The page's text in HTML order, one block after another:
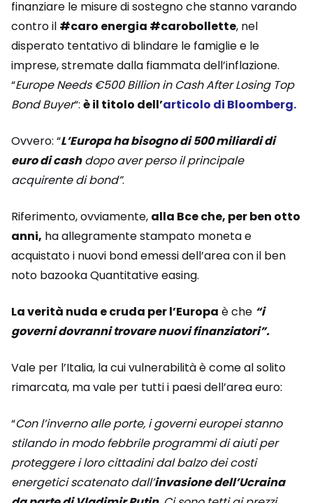
finanziare le misure di sostegno che stanno varando
contro il #caro energia #carobollette, nel
disperato tentativo di blindare le famiglie e le
imprese, stremate dalla fiammata dell’inflazione.
“Europe Needs €500 Billion in Cash After Losing Top
Bond Buyer“: è il titolo dell’articolo di Bloomberg.
Ovvero: “L’Europa ha bisogno di 500 miliardi di
euro di cashdopo aver perso il principale
acquirente di bond”.
Riferimento, ovviamente, alla Bce che, per ben otto
anni, ha allegramente stampato moneta e
acquistato i nuovi bond emessi dell’area con il ben
noto bazooka Quantitative easing.
La verità nuda e cruda per l’Europa è che “i
governi dovranni trovare nuovi finanziatori”.
Vale per l’Italia, la cui vulnerabilità è come al solito
rimarcata, ma vale per tutti i paesi dell’area euro:
“Con l’inverno alle porte, i governi europei stanno
stilando in modo febbrile programmi di aiuti per
proteggere i loro cittadini dal balzo dei costi
energetici scatenato dall’invasione dell’Ucraina